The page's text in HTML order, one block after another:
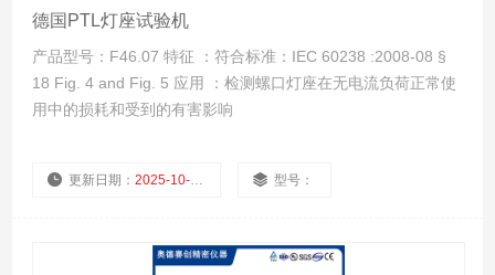
德国PTL灯座试验机
产品型号：F46.07 特征 ：符合标准：IEC 60238 :2008-08 §
18 Fig. 4 and Fig. 5 应用 ：检测螺口灯座在无电流负荷正常使
用中的损耗和受到的有害影响
更新日期：2025-10-24 型号：